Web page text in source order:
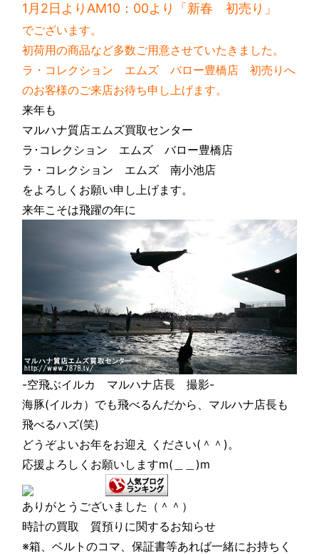
1月2日よりAM10：00より「新春 初売り」
でございます。
初荷用の商品など多数ご用意させていたきました。
ラ・コレクション エムズ バロー豊橋店 初売りへ
のお客様のご来店お待ち申し上げます。
来年も
マルハナ質店エムズ買取センター
ラ･コレクション エムズ バロー豊橋店
ラ・コレクション エムズ 南小池店
をよろしくお願い申し上げます。
来年こそは飛躍の年に
-空飛ぶイルカ マルハナ店長 撮影-
海豚(イルカ）でも飛べるんだから、マルハナ店長も
飛べるハズ(笑)
どうぞよいお年をお迎え ください(＾＾)。
応援よろしくお願いしますm(＿＿)m
ありがとうございました（＾＾）
時計の買取 質預りに関するお知らせ
※箱、ベルトのコマ、保証書等あれば一緒にお持ちく